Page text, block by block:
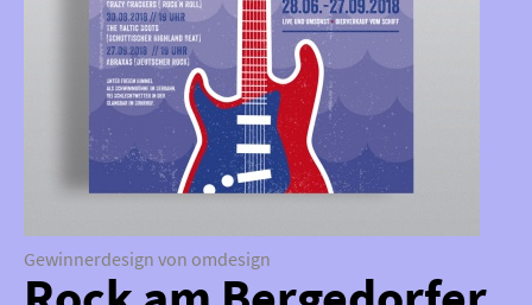
Gewinnerdesign von omdesign